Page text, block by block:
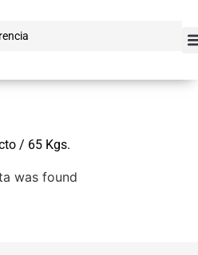
/ 65 Kgs.
was found